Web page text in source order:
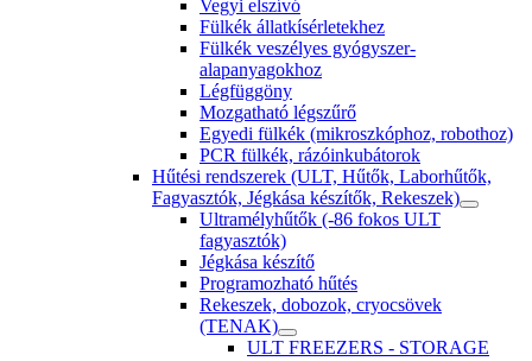
Vegyi elszívó
Fülkék állatkísérletekhez
Fülkék veszélyes gyógyszer-
alapanyagokhoz
Légfüggöny
Mozgatható légszűrő
Egyedi fülkék (mikroszkóphoz, robothoz)
PCR fülkék, rázóinkubátorok
Hűtési rendszerek (ULT, Hűtők, Laborhűtők,
Fagyasztók, Jégkása készítők, Rekeszek)
Ultramélyhűtők (-86 fokos ULT
fagyasztók)
Jégkása készítő
Programozható hűtés
Rekeszek, dobozok, cryocsövek
(TENAK)
ULT FREEZERS - STORAGE